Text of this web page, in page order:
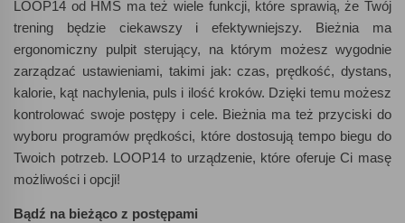
LOOP14 od HMS ma też wiele funkcji, które sprawią, że Twój
trening będzie ciekawszy i efektywniejszy. Bieżnia ma
ergonomiczny pulpit sterujący, na którym możesz wygodnie
zarządzać ustawieniami, takimi jak: czas, prędkość, dystans,
kalorie, kąt nachylenia, puls i ilość kroków. Dzięki temu możesz
kontrolować swoje postępy i cele. Bieżnia ma też przyciski do
wyboru programów prędkości, które dostosują tempo biegu do
Twoich potrzeb. LOOP14 to urządzenie, które oferuje Ci masę
możliwości i opcji!
Bądź na bieżąco z postępami